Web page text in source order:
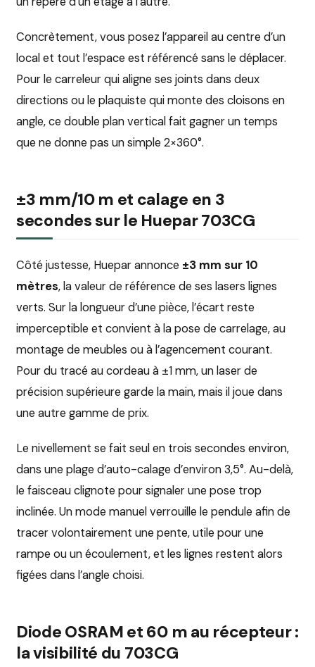
Concrètement, vous posez l’appareil au centre d’un
local et tout l’espace est référencé sans le déplacer.
Pour le carreleur qui aligne ses joints dans deux
directions ou le plaquiste qui monte des cloisons en
angle, ce double plan vertical fait gagner un temps
que ne donne pas un simple 2×360°.
±3 mm/10 m et calage en 3
secondes sur le Huepar 703CG
Côté justesse, Huepar annonce ±3 mm sur 10
mètres, la valeur de référence de ses lasers lignes
verts. Sur la longueur d’une pièce, l’écart reste
imperceptible et convient à la pose de carrelage, au
montage de meubles ou à l’agencement courant.
Pour du tracé au cordeau à ±1 mm, un laser de
précision supérieure garde la main, mais il joue dans
une autre gamme de prix.
Le nivellement se fait seul en trois secondes environ,
dans une plage d’auto-calage d’environ 3,5°. Au-delà,
le faisceau clignote pour signaler une pose trop
inclinée. Un mode manuel verrouille le pendule afin de
tracer volontairement une pente, utile pour une
rampe ou un écoulement, et les lignes restent alors
figées dans l’angle choisi.
Diode OSRAM et 60 m au récepteur :
la visibilité du 703CG